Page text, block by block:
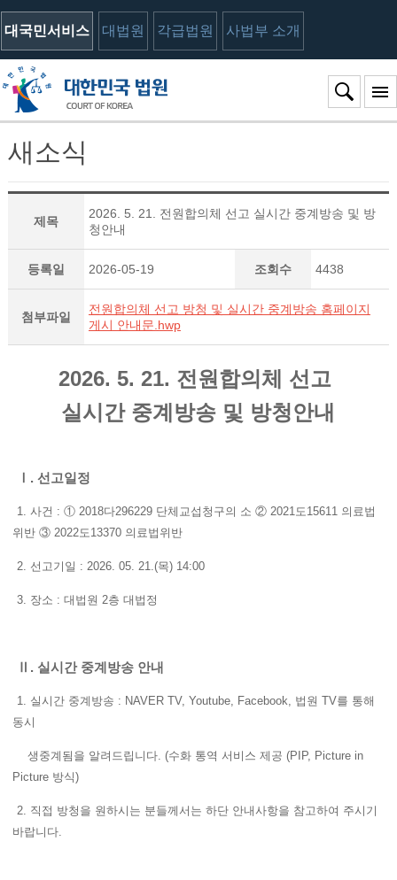
대국민서비스 대법원 각급법원 사법부 소개
새소식
제목
2026. 5. 21. 전원합의체 선고 실시간 중계방송 및 방
청안내
등록일 2026-05-19 조회수 4438
첨부파일
전원합의체 선고 방청 및 실시간 중계방송 홈페이지
게시 안내문.hwp
2026. 5. 21. 전원합의체 선고
실시간 중계방송 및 방청안내
Ⅰ. 선고일정
1. 사건 : ① 2018다296229 단체교섭청구의 소 ② 2021도15611 의료법
위반 ③ 2022도13370 의료법위반
2. 선고기일 : 2026. 05. 21.(목) 14:00
3. 장소 : 대법원 2층 대법정
Ⅱ. 실시간 중계방송 안내
1. 실시간 중계방송 : NAVER TV, Youtube, Facebook, 법원 TV를 통해
동시
생중계됨을 알려드립니다. (수화 통역 서비스 제공 (PIP, Picture in
Picture 방식)
2. 직접 방청을 원하시는 분들께서는 하단 안내사항을 참고하여 주시기
바랍니다.